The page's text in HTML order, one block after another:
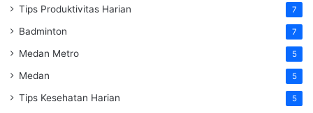
Tips Produktivitas Harian 7
Badminton 7
Medan Metro 5
Medan 5
Tips Kesehatan Harian 5